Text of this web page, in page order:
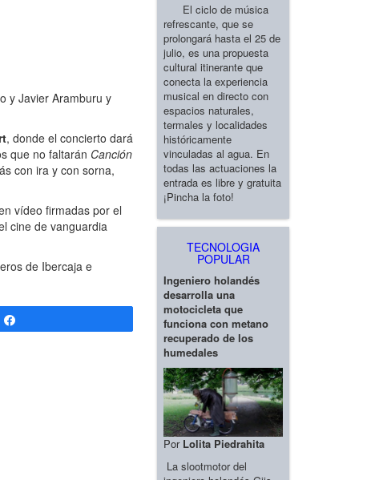
y Javier Aramburu y
, donde el concierto dará
que no faltarán Canción
con ira y con sorna,
vídeo firmadas por el
cine de vanguardia
de Ibercaja e
El ciclo de música
refrescante, que se
prolongará hasta el 25 de
julio, es una propuesta
cultural itinerante que
conecta la experiencia
musical en directo con
espacios naturales,
termales y localidades
históricamente
vinculadas al agua. En
todas las actuaciones la
entrada es libre y gratuita
¡Pincha la foto!
TECNOLOGIA
POPULAR
Ingeniero holandés
desarrolla una
motocicleta que
funciona con metano
recuperado de los
humedales
Por Lolita Piedrahita
La slootmotor del